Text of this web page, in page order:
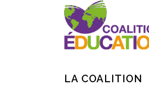
LA COALITION